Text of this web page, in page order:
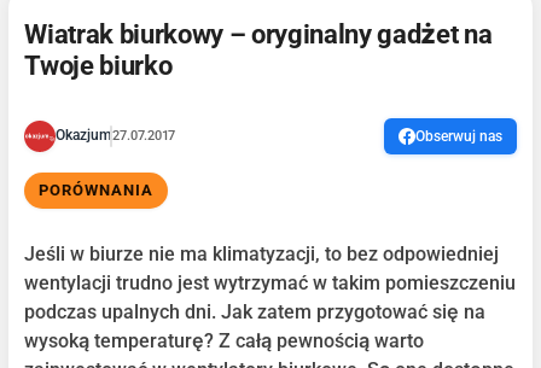
Wiatrak biurkowy – oryginalny gadżet na
Twoje biurko
Okazjum27.07.2017 Obserwuj nas
PORÓWNANIA
Jeśli w biurze nie ma klimatyzacji, to bez odpowiedniej
wentylacji trudno jest wytrzymać w takim pomieszczeniu
podczas upalnych dni. Jak zatem przygotować się na
wysoką temperaturę? Z całą pewnością warto